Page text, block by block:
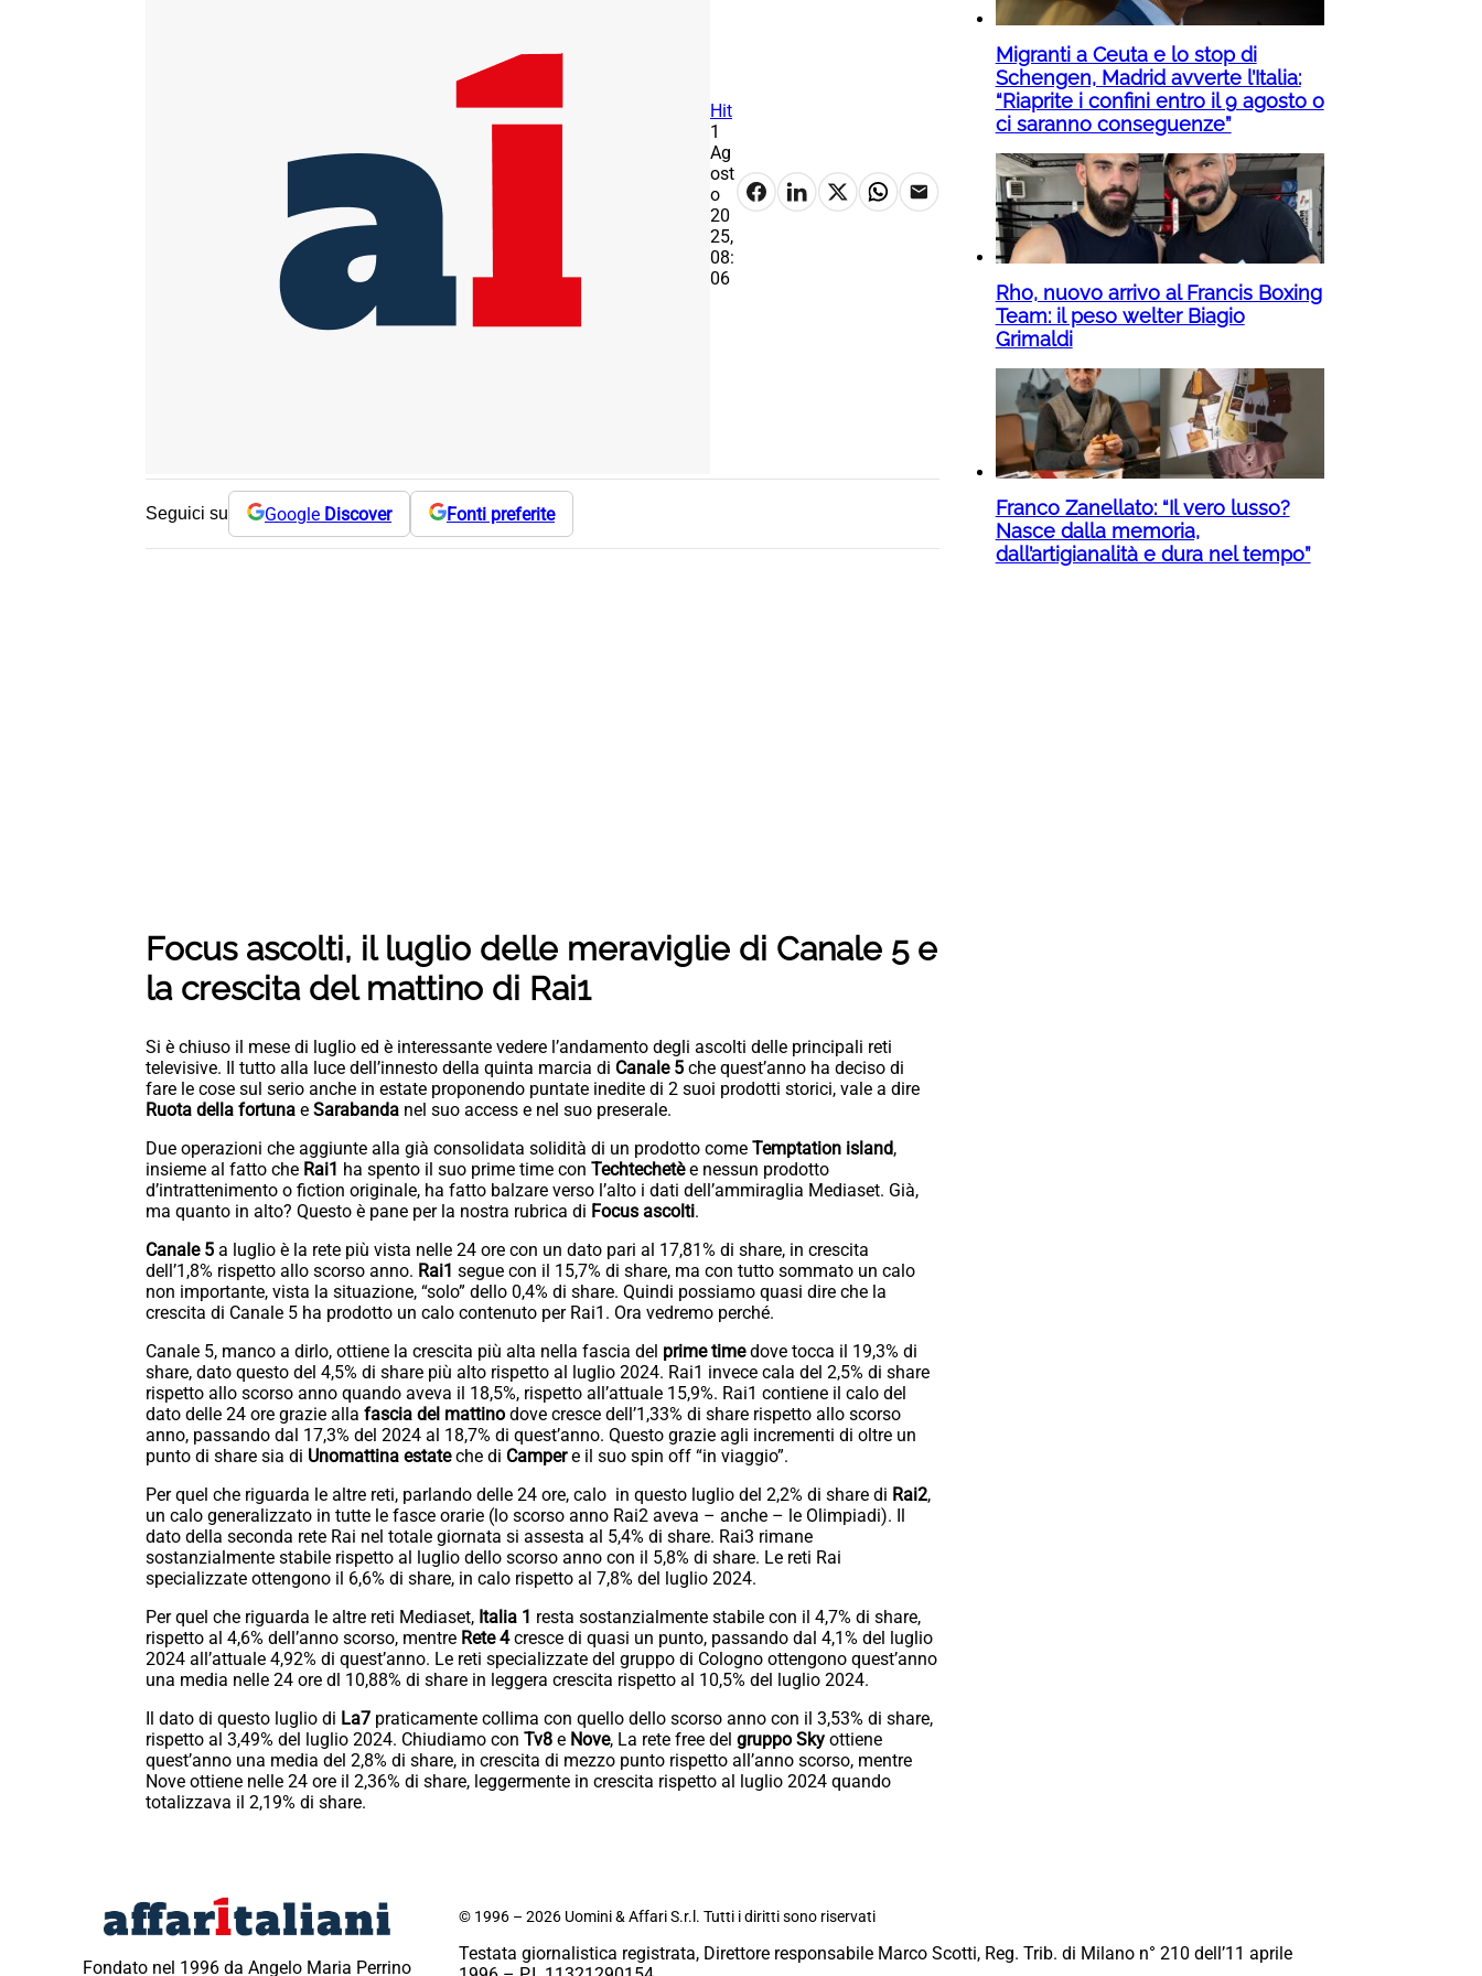
Hit
1
Ag
ost
o
20
25,
08:
06
Seguici su Google Discover Fonti preferite
Focus ascolti, il luglio delle meraviglie di Canale 5 e
la crescita del mattino di Rai1
Si è chiuso il mese di luglio ed è interessante vedere l’andamento degli ascolti delle principali reti
televisive. Il tutto alla luce dell’innesto della quinta marcia di Canale 5 che quest’anno ha deciso di
fare le cose sul serio anche in estate proponendo puntate inedite di 2 suoi prodotti storici, vale a dire
Ruota della fortuna e Sarabanda nel suo access e nel suo preserale.
Due operazioni che aggiunte alla già consolidata solidità di un prodotto come Temptation island,
insieme al fatto che Rai1 ha spento il suo prime time con Techtechetèe nessun prodotto
d’intrattenimento o fiction originale, ha fatto balzare verso l’alto i dati dell’ammiraglia Mediaset. Già,
ma quanto in alto? Questo è pane per la nostra rubrica di Focus ascolti.
Canale 5 a luglio è la rete più vista nelle 24 ore con un dato pari al 17,81% di share, in crescita
dell’1,8% rispetto allo scorso anno. Rai1 segue con il 15,7% di share, ma con tutto sommato un calo
non importante, vista la situazione, “solo” dello 0,4% di share. Quindi possiamo quasi dire che la
crescita di Canale 5 ha prodotto un calo contenuto per Rai1. Ora vedremo perché.
Canale 5, manco a dirlo, ottiene la crescita più alta nella fascia del prime timedove tocca il 19,3% di
share, dato questo del 4,5% di share più alto rispetto al luglio 2024. Rai1 invece cala del 2,5% di share
rispetto allo scorso anno quando aveva il 18,5%, rispetto all’attuale 15,9%. Rai1 contiene il calo del
dato delle 24 ore grazie alla fascia del mattino dove cresce dell’1,33% di share rispetto allo scorso
anno, passando dal 17,3% del 2024 al 18,7% di quest’anno. Questo grazie agli incrementi di oltre un
punto di share sia di Unomattina estateche di Campere il suo spin off “in viaggio”.
Per quel che riguarda le altre reti, parlando delle 24 ore, calo in questo luglio del 2,2% di share di Rai2,
un calo generalizzato in tutte le fasce orarie (lo scorso anno Rai2 aveva – anche – le Olimpiadi). Il
dato della seconda rete Rai nel totale giornata si assesta al 5,4% di share. Rai3 rimane
sostanzialmente stabile rispetto al luglio dello scorso anno con il 5,8% di share. Le reti Rai
specializzate ottengono il 6,6% di share, in calo rispetto al 7,8% del luglio 2024.
Per quel che riguarda le altre reti Mediaset, Italia 1 resta sostanzialmente stabile con il 4,7% di share,
rispetto al 4,6% dell’anno scorso, mentre Rete 4cresce di quasi un punto, passando dal 4,1% del luglio
2024 all’attuale 4,92% di quest’anno. Le reti specializzate del gruppo di Cologno ottengono quest’anno
una media nelle 24 ore dl 10,88% di share in leggera crescita rispetto al 10,5% del luglio 2024.
Il dato di questo luglio di La7 praticamente collima con quello dello scorso anno con il 3,53% di share,
rispetto al 3,49% del luglio 2024. Chiudiamo con Tv8 e Nove, La rete free del gruppo Sky ottiene
quest’anno una media del 2,8% di share, in crescita di mezzo punto rispetto all’anno scorso, mentre
Nove ottiene nelle 24 ore il 2,36% di share, leggermente in crescita rispetto al luglio 2024 quando
totalizzava il 2,19% di share.
Migranti a Ceuta e lo stop di
Schengen, Madrid avverte l’Italia:
“Riaprite i confini entro il 9 agosto o
ci saranno conseguenze”
Rho, nuovo arrivo al Francis Boxing
Team: il peso welter Biagio
Grimaldi
Franco Zanellato: “Il vero lusso?
Nasce dalla memoria,
dall’artigianalità e dura nel tempo”
Fondato nel 1996 da Angelo Maria Perrino
© 1996 – 2026 Uomini & Affari S.r.l. Tutti i diritti sono riservati
Testata giornalistica registrata, Direttore responsabile Marco Scotti, Reg. Trib. di Milano n° 210 dell’11 aprile